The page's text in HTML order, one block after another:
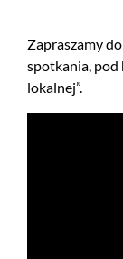
Zapraszamy
spotkania, pod
lokalnej”.